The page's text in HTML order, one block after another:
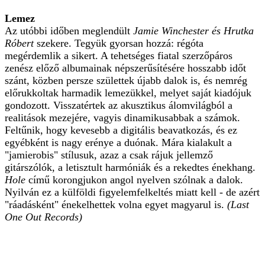
Lemez
Az utóbbi időben meglendült Jamie Winchester és Hrutka
Róbert szekere. Tegyük gyorsan hozzá: régóta
megérdemlik a sikert. A tehetséges fiatal szerzőpáros
zenész előző albumainak népszerűsítésére hosszabb időt
szánt, közben persze születtek újabb dalok is, és nemrég
előrukkoltak harmadik lemezükkel, melyet saját kiadójuk
gondozott. Visszatértek az akusztikus álomvilágból a
realitások mezejére, vagyis dinamikusabbak a számok.
Feltűnik, hogy kevesebb a digitális beavatkozás, és ez
egyébként is nagy erénye a duónak. Mára kialakult a
"jamierobis" stílusuk, azaz a csak rájuk jellemző
gitárszólók, a letisztult harmóniák és a rekedtes énekhang.
Hole című korongjukon angol nyelven szólnak a dalok.
Nyilván ez a külföldi figyelemfelkeltés miatt kell - de azért
"ráadásként" énekelhettek volna egyet magyarul is. (Last
One Out Records)